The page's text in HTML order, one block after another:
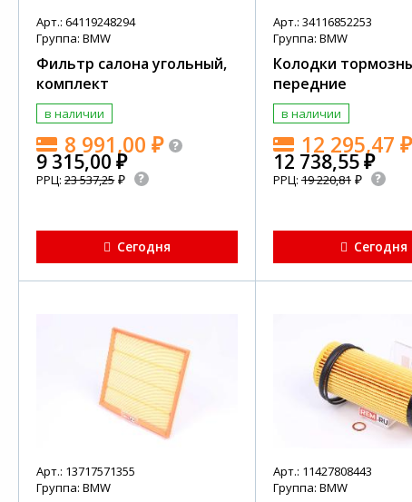
Арт.: 64119248294
Группа: BMW
Фильтр салона угольный,
комплект
в наличии
8 991,00₽
9 315,00₽
РРЦ:23 537,25₽
Сегодня
Арт.: 34116852253
Группа: BMW
Колодки
передние
в наличии
12 295,47 ₽
12 738,55₽
РРЦ:19 220,81₽
Сегодня
Арт.: 13717571355
Группа: BMW
Арт.: 11427808443
Группа: BMW